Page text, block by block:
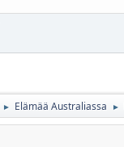
► Elämää Australiassa ►